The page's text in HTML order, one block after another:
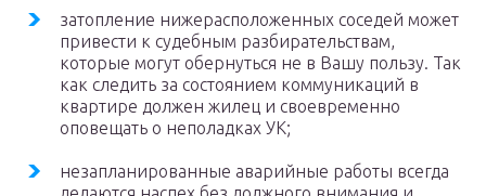
затопление нижерасположенных соседей может
привести к судебным разбирательствам,
которые могут обернуться не в Вашу пользу. Так
как следить за состоянием коммуникаций в
квартире должен жилец и своевременно
оповещать о неполадках УК;
незапланированные аварийные работы всегда